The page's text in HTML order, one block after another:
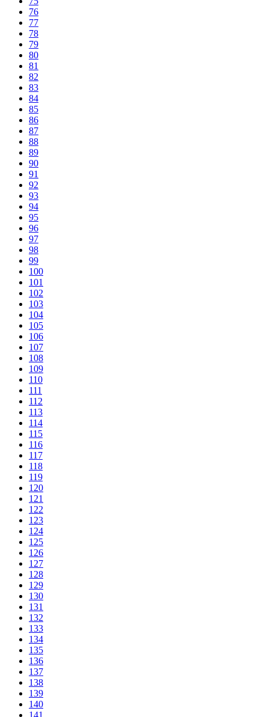
76
77
78
79
80
81
82
83
84
85
86
87
88
89
90
91
92
93
94
95
96
97
98
99
100
101
102
103
104
105
106
107
108
109
110
111
112
113
114
115
116
117
118
119
120
121
122
123
124
125
126
127
128
129
130
131
132
133
134
135
136
137
138
139
140